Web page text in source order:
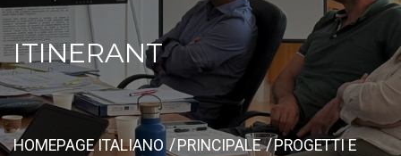
ITINERANT
HOMEPAGE ITALIANO PRINCIPALE
PROGETTI E